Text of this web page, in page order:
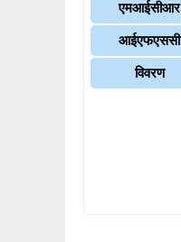
एमआईसीआर
आईएफएससी
विवरण